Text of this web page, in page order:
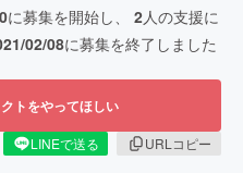
に募集を開始し、 2人の支援に
02/08に募集を終了しました
トをやってほしい
LINEで送る
URLコピー